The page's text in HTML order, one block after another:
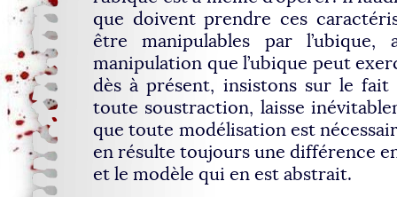
que doivent prendre ces
être manipulables par
manipulation que l’ubique peut
dès à présent, insistons sur le
toute soustraction, laisse
que toute modélisation est
en résulte toujours une différence
et le modèle qui en est abstrait.